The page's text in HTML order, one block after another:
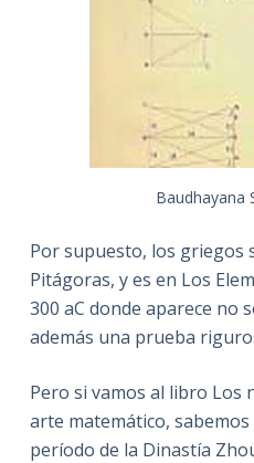
Baudhayana
Por supuesto, los griegos
Pitágoras, y es en Los
300 aC donde aparece no
además una prueba
Pero si vamos al libro Los
arte matemático,
período de la Dinastía